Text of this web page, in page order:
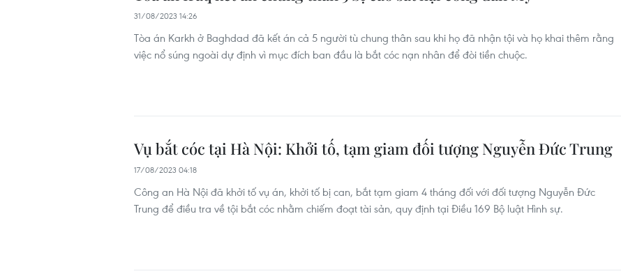
31/08/2023 14:26
Tòa án Karkh ở Baghdad đã kết án cả 5 người tù chung thân sau khi họ đã nhận tội và họ khai thêm rằng
việc nổ súng ngoài dự định vì mục đích ban đầu là bắt cóc nạn nhân để đòi tiền chuộc.
Vụ bắt cóc tại Hà Nội: Khởi tố, tạm giam đối tượng Nguyễn Đức Trung
17/08/2023 04:18
Công an Hà Nội đã khởi tố vụ án, khởi tố bị can, bắt tạm giam 4 tháng đối với đối tượng Nguyễn Đức
Trung để điều tra về tội bắt cóc nhằm chiếm đoạt tài sản, quy định tại Điều 169 Bộ luật Hình sự.